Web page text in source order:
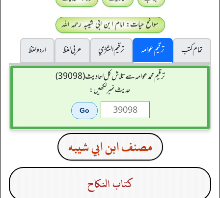
سوانح حیات: امام ابن ابی شیبہ رحمہ اللہ
تمام کتب
ترقیم عوامہ ترقيم الشژي عربی لفظ
اردو لفظ
ترقیم محمدعوامہ سے تلاش کل احادیث (39098)
حدیث نمبر لکھیں:
مصنف ابن ابي شيبه
كتاب النكاح